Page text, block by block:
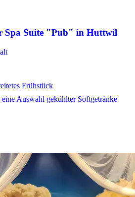
Spa Suite "Pub" in Huttwil
Frühstück
Auswahl gekühlter Softgetränke